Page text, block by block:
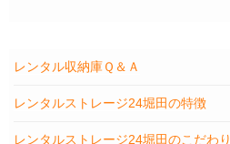
レンタル収納庫Ｑ＆Ａ
レンタルストレージ24堀田の特徴
レンタルストレージ24堀田のこだわり